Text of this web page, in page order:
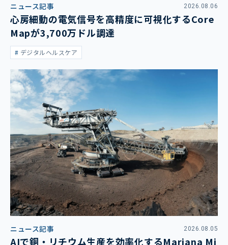
ニュース記事 2026.08.06
心房細動の電気信号を高精度に可視化するCore
Mapが3,700万ドル調達
デジタルヘルスケア
ニュース記事 2026.08.05
AIで銅・リチウム生産を効率化するMariana Mi